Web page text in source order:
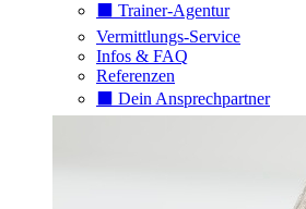
⬛️ Trainer-Agentur
Vermittlungs-Service
Infos & FAQ
Referenzen
⬛️ Dein Ansprechpartner